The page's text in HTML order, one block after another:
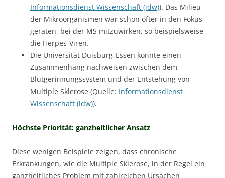
Informationsdienst Wissenschaft (idw)). Das Milieu
der Mikroorganismen war schon öfter in den Fokus
geraten, bei der MS mitzuwirken, so beispielsweise
die Herpes-Viren.
Die Universität Duisburg-Essen konnte einen
Zusammenhang nachweisen zwischen dem
Blutgerinnungssystem und der Entstehung von
Multiple Sklerose (Quelle: Informationsdienst
Wissenschaft (idw)).
Höchste Priorität: ganzheitlicher Ansatz
Diese wenigen Beispiele zeigen, dass chronische
Erkrankungen, wie die Multiple Sklerose, in der Regel ein
ganzheitliches Problem mit zahlreichen Ursachen